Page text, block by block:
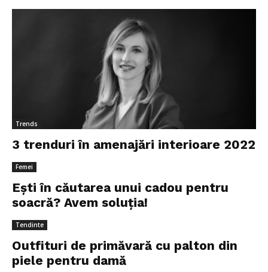
Trends
3 trenduri în amenajări interioare 2022
Femei
Ești în căutarea unui cadou pentru
soacră? Avem soluția!
Tendinte
Outfituri de primăvară cu palton din
piele pentru damă